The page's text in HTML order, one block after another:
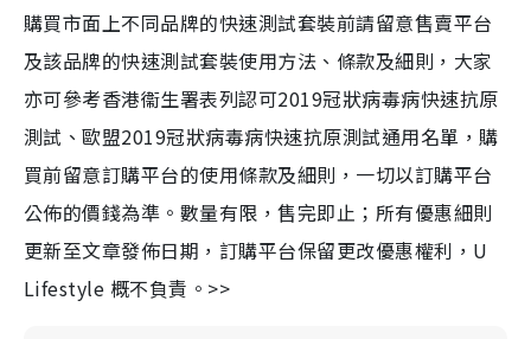
購買市面上不同品牌的快速測試套裝前請留意售賣平台
及該品牌的快速測試套裝使用方法、條款及細則，大家
亦可參考香港衞生署表列認可2019冠狀病毒病快速抗原
測試、歐盟2019冠狀病毒病快速抗原測試通用名單，購
買前留意訂購平台的使用條款及細則，一切以訂購平台
公佈的價錢為準。數量有限，售完即止；所有優惠細則
更新至文章發佈日期，訂購平台保留更改優惠權利，U
Lifestyle 概不負責。>>